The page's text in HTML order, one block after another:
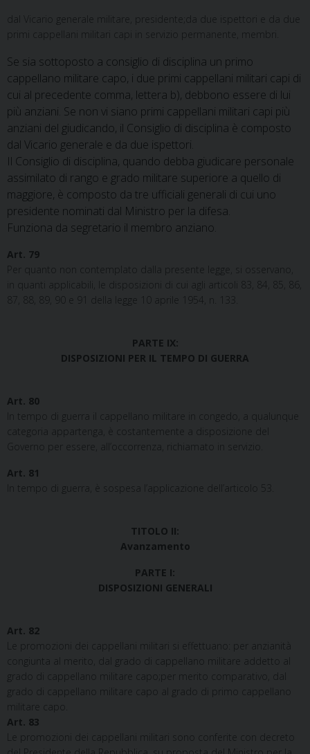
dal Vicario generale militare, presidente;da due ispettori e da due
primi cappellani militari capi in servizio permanente, membri.
Se sia sottoposto a consiglio di disciplina un primo
cappellano militare capo, i due primi cappellani militari capi di
cui al precedente comma, lettera b), debbono essere di lui
più anziani. Se non vi siano primi cappellani militari capi più
anziani del giudicando, il Consiglio di disciplina è composto
dal Vicario generale e da due ispettori.
Il Consiglio di disciplina, quando debba giudicare personale
assimilato di rango e grado militare superiore a quello di
maggiore, è composto da tre ufficiali generali di cui uno
presidente nominati dal Ministro per la difesa.
Funziona da segretario il membro anziano.
Art. 79
Per quanto non contemplato dalla presente legge, si osservano,
in quanti applicabili, le disposizioni di cui agli articoli 83, 84, 85, 86,
87, 88, 89, 90 e 91 della legge 10 aprile 1954, n. 133.
PARTE IX:
DISPOSIZIONI PER IL TEMPO DI GUERRA
Art. 80
In tempo di guerra il cappellano militare in congedo, a qualunque
categoria appartenga, è costantemente a disposizione del
Governo per essere, all’occorrenza, richiamato in servizio.
Art. 81
In tempo di guerra, è sospesa l’applicazione dell’articolo 53.
TITOLO II:
Avanzamento
PARTE I:
DISPOSIZIONI GENERALI
Art. 82
Le promozioni dei cappellani militari si effettuano: per anzianità
congiunta al merito, dal grado di cappellano militare addetto al
grado di cappellano militare capo;per merito comparativo, dal
grado di cappellano militare capo al grado di primo cappellano
militare capo.
Art. 83
Le promozioni dei cappellani militari sono conferite con decreto